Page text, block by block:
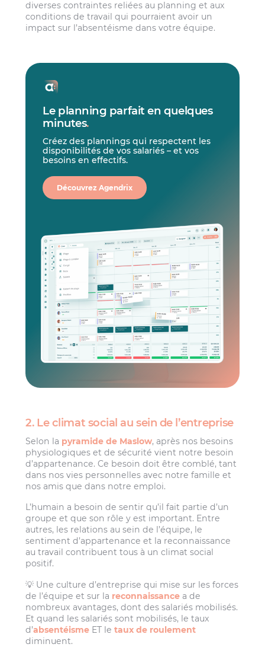
diverses contraintes reliées au planning et aux
conditions de travail qui pourraient avoir un
impact sur l’absentéisme dans votre équipe.
Le planning parfait en quelques
minutes.
Créez des plannings qui respectent les
disponibilités de vos salariés – et vos
besoins en effectifs.
Découvrez Agendrix
2. Le climat social au sein de l’entreprise
Selon la pyramide de Maslow, après nos besoins
physiologiques et de sécurité vient notre besoin
d’appartenance. Ce besoin doit être comblé, tant
dans nos vies personnelles avec notre famille et
nos amis que dans notre emploi.
L’humain a besoin de sentir qu’il fait partie d’un
groupe et que son rôle y est important. Entre
autres, les relations au sein de l’équipe, le
sentiment d’appartenance et la reconnaissance
au travail contribuent tous à un climat social
positif.
💡 Une culture d’entreprise qui mise sur les forces
de l’équipe et sur la reconnaissance a de
nombreux avantages, dont des salariés mobilisés.
Et quand les salariés sont mobilisés, le taux
d’absentéisme ET letaux de roulement
diminuent.